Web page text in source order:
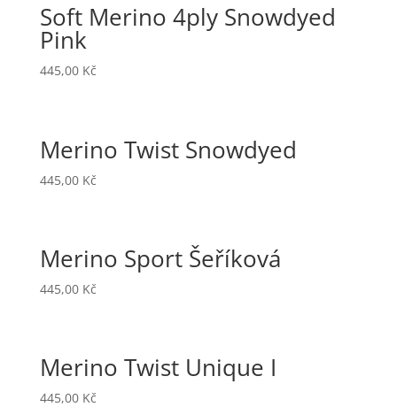
Soft Merino 4ply Snowdyed
Pink
445,00 Kč
Merino Twist Snowdyed
445,00 Kč
Merino Sport Šeříková
445,00 Kč
Merino Twist Unique I
445,00 Kč